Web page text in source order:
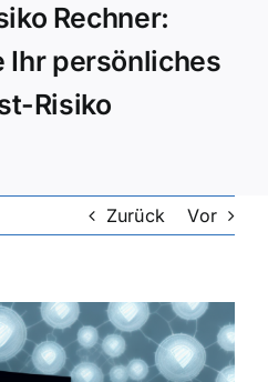
Rechner:
Ihr persönliches
Risiko
Zurück Vor